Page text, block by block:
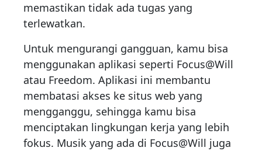
memastikan tidak ada tugas yang
terlewatkan.
Untuk mengurangi gangguan, kamu bisa
menggunakan aplikasi seperti Focus@Will
atau Freedom. Aplikasi ini membantu
membatasi akses ke situs web yang
mengganggu, sehingga kamu bisa
menciptakan lingkungan kerja yang lebih
fokus. Musik yang ada di Focus@Will juga